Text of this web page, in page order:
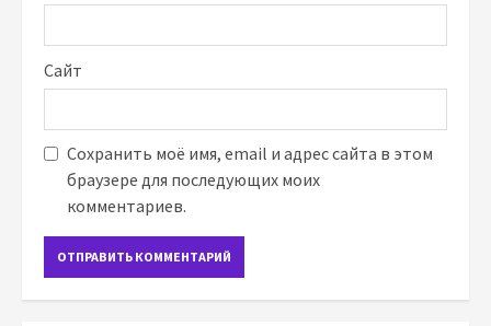
Сайт
Сохранить моё имя, email и адрес сайта в этом
браузере для последующих моих
комментариев.